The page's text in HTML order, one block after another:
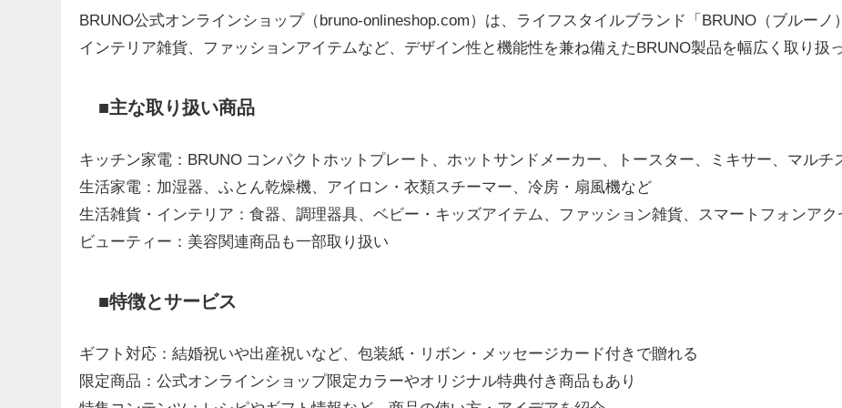
BRUNO公式オンラインショップ（bruno-onlineshop.com）は、ライフスタイルブランド「BRUNO（ブルーノ
インテリア雑貨、ファッションアイテムなど、デザイン性と機能性を兼ね備えたBRUNO製品を幅広く取り扱
■主な取り扱い商品
キッチン家電：BRUNO コンパクトホットプレート、ホットサンドメーカー、トースター、ミキサー、マルチ
生活家電：加湿器、ふとん乾燥機、アイロン・衣類スチーマー、冷房・扇風機など
生活雑貨・インテリア：食器、調理器具、ベビー・キッズアイテム、ファッション雑貨、スマートフォンアク
ビューティー：美容関連商品も一部取り扱い
■特徴とサービス
ギフト対応：結婚祝いや出産祝いなど、包装紙・リボン・メッセージカード付きで贈れる
限定商品：公式オンラインショップ限定カラーやオリジナル特典付き商品もあり